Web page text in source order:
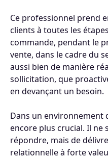
Ce professionnel prend
clients à toutes les
commande, pendant le
vente, dans le cadre du
aussi bien de manière
sollicitation, que
en devançant un besoin.
Dans un environnement
encore plus crucial. Il ne
répondre, mais de
relationnelle à forte